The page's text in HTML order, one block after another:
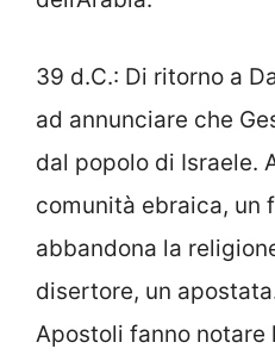
39 d.C.: Di ritorno a
ad annunciare che
dal popolo di Israele.
comunità ebraica, un
abbandona la
disertore, un
Apostoli fanno notare